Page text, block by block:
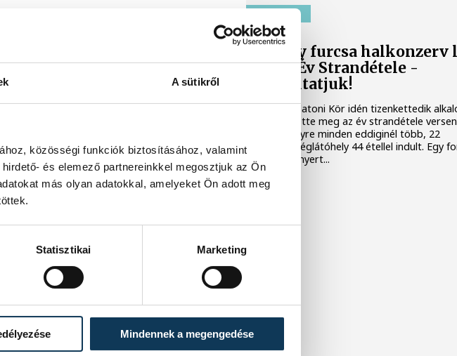
A sütikről
közösségi funkciók biztosításához, valamint
és elemező partnereinkkel megosztjuk az Ön
más olyan adatokkal, amelyeket Ön adott meg
Statisztikai Marketing
Mindennek a megengedése
BALATON
Egy furcsa halkonzerv
az Év Strandétele -
mutatjuk!
A Balatoni Kör idén tizenkettedik
hirdette meg az év strandétele
amelyre minden eddiginél több, 22
vendéglátóhely 44 étellel indult. Egy
hely nyert...